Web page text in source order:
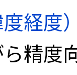
経度
精度